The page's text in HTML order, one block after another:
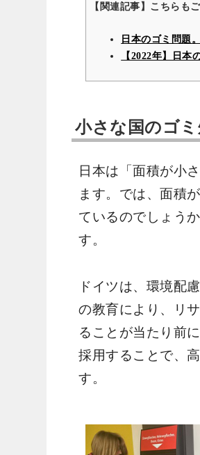
【関連記事】こちらも
日本のゴミ問題
【2022年】日本
小さな国のゴ
日本は「面積が小
ます。では、面積
ているのでしょう
す。
ドイツは、環境配
の教育により、リ
ることが当たり前
採用することで、
す。